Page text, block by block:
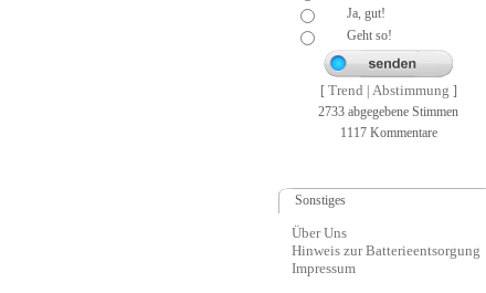
Ja, gut!
Geht so!
[ Trend Abstimmung ]
2733 abgegebene Stimmen
1117 Kommentare
Sonstiges
Über Uns
Hinweis zur Batterieentsorgung
Impressum